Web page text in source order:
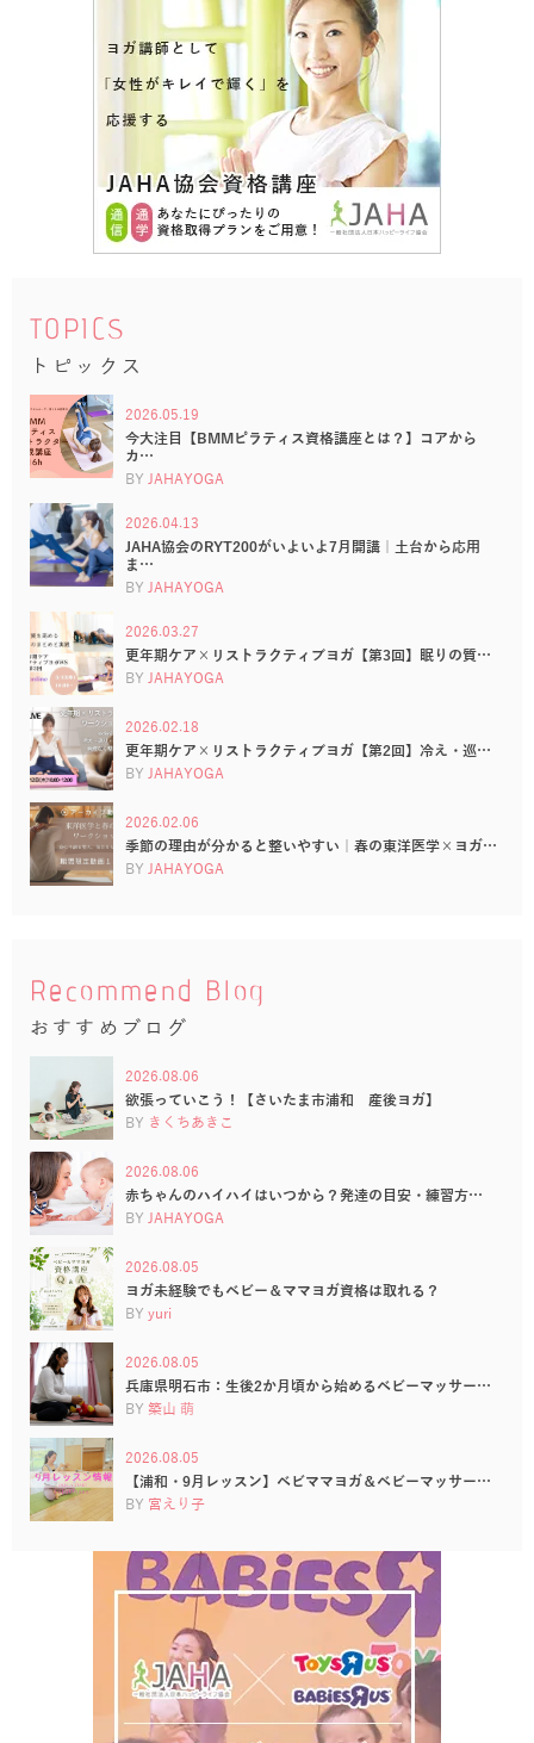
TOPICS
トピックス
2026.05.19
今大注目【BMMピラティス資格講座とは？】コアから
カ…
BY JAHAYOGA
2026.04.13
JAHA協会のRYT200がいよいよ7月開講｜土台から応用
ま…
BY JAHAYOGA
2026.03.27
更年期ケア×リストラクティブヨガ【第3回】眠りの質…
BY JAHAYOGA
2026.02.18
更年期ケア×リストラクティブヨガ【第2回】冷え・巡…
BY JAHAYOGA
2026.02.06
季節の理由が分かると整いやすい｜春の東洋医学×ヨガ…
BY JAHAYOGA
Recommend Blog
おすすめブログ
2026.08.06
欲張っていこう！【さいたま市浦和 産後ヨガ】
BY きくちあきこ
2026.08.06
赤ちゃんのハイハイはいつから？発達の目安・練習方…
BY JAHAYOGA
2026.08.05
ヨガ未経験でもベビー＆ママヨガ資格は取れる？
BY yuri
2026.08.05
兵庫県明石市：生後2か月頃から始めるベビーマッサー…
BY 築山 萌
2026.08.05
【浦和・9月レッスン】ベビママヨガ＆ベビーマッサー…
BY 宮えり子